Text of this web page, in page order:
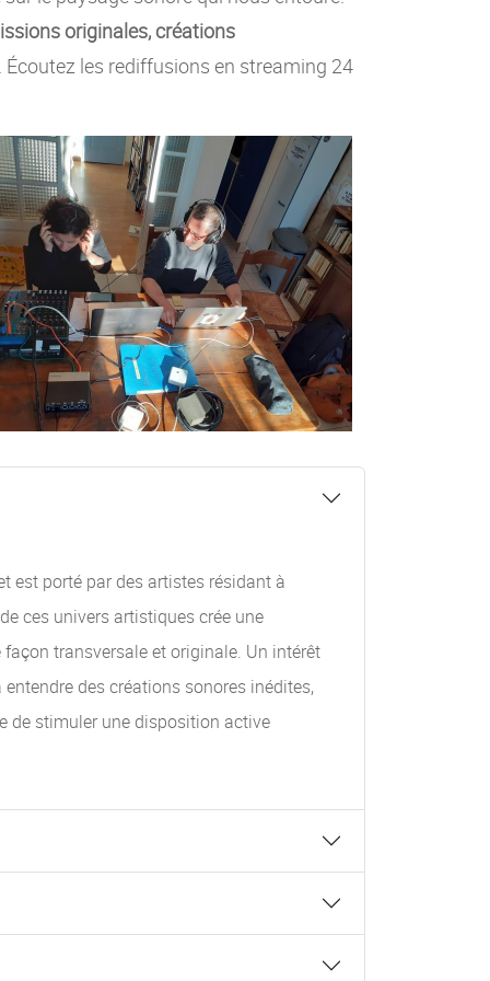
originales, créations
Écoutez les rediffusions en streaming 24
est porté par des artistes résidant à
ces univers artistiques crée une
transversale et originale. Un intérêt
des créations sonores inédites,
de stimuler une disposition active